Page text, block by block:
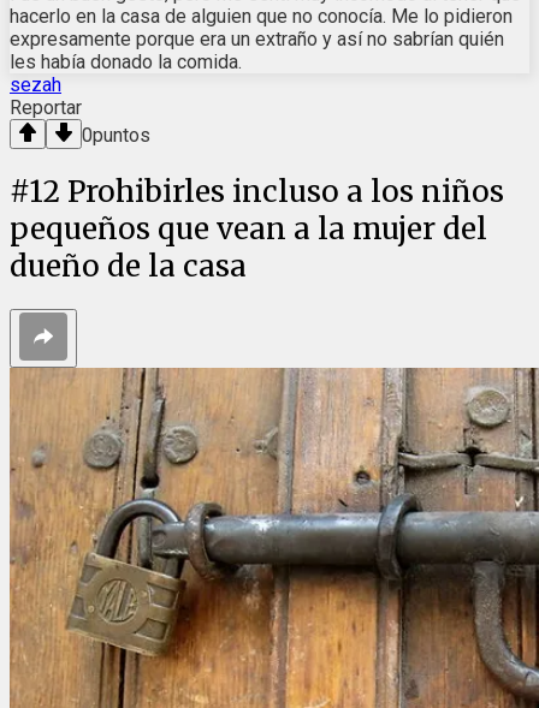
hacerlo en la casa de alguien que no conocía. Me lo pidieron
expresamente porque era un extraño y así no sabrían quién
les había donado la comida.
sezah
Reportar
0puntos
#12 Prohibirles incluso a los niños
pequeños que vean a la mujer del
dueño de la casa